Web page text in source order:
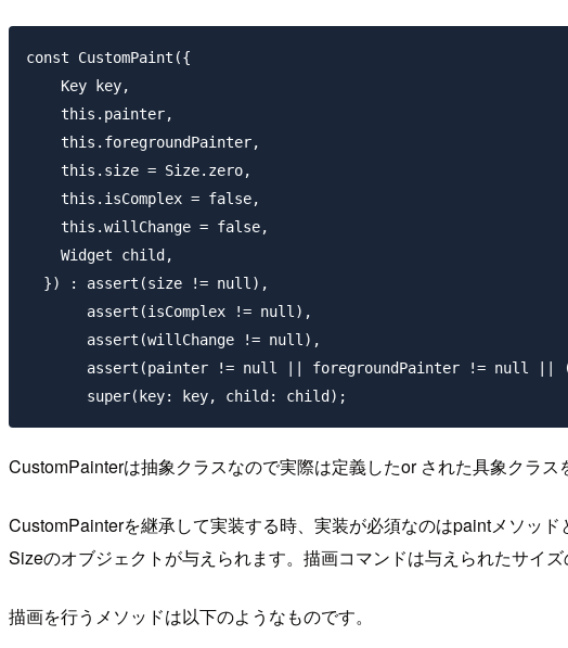
const CustomPaint({
    Key key,
    this.painter,
    this.foregroundPainter,
    this.size = Size.zero,
    this.isComplex = false,
    this.willChange = false,
    Widget child,
  }) : assert(size != null),
       assert(isComplex != null),
       assert(willChange != null),
assert(painter != null || foregroundPainter != null ||
CustomPainterは抽象クラスなので実際は定義したor された具象クラス
CustomPainterを継承して実装する時、実装が必須なのはpaintメソッ
Sizeのオブジェクトが与えられます。描画コマンドは与えられたサイ
描画を行うメソッドは以下のようなものです。